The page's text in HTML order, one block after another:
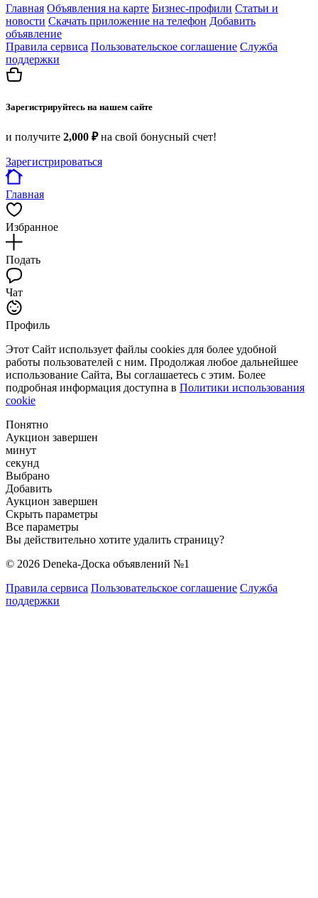
Главная Объявления на карте Бизнес-профили Статьи и
новости Скачать приложение на телефон Добавить
объявление
Правила сервиса Пользовательское соглашение Служба
поддержки
Зарегистрируйтесь на нашем сайте
и получите 2,000 ₽на свой бонусный счет!
Зарегистрироваться
Главная
Избранное
Подать
Чат
Профиль
Этот Сайт использует файлы cookies для более удобной
работы пользователей с ним. Продолжая любое дальнейшее
использование Сайта, Вы соглашаетесь с этим. Более
подробная информация доступна в Политики использования
cookie
Понятно
Аукцион завершен
минут
секунд
Выбрано
Добавить
Аукцион завершен
Скрыть параметры
Все параметры
Вы действительно хотите удалить страницу?
© 2026 Deneka-Доска объявлений №1
Правила сервиса Пользовательское соглашение Служба
поддержки